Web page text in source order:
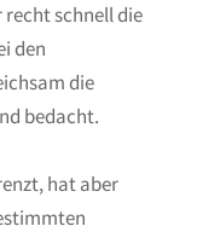
schnell die
den
die
bedacht.
hat aber